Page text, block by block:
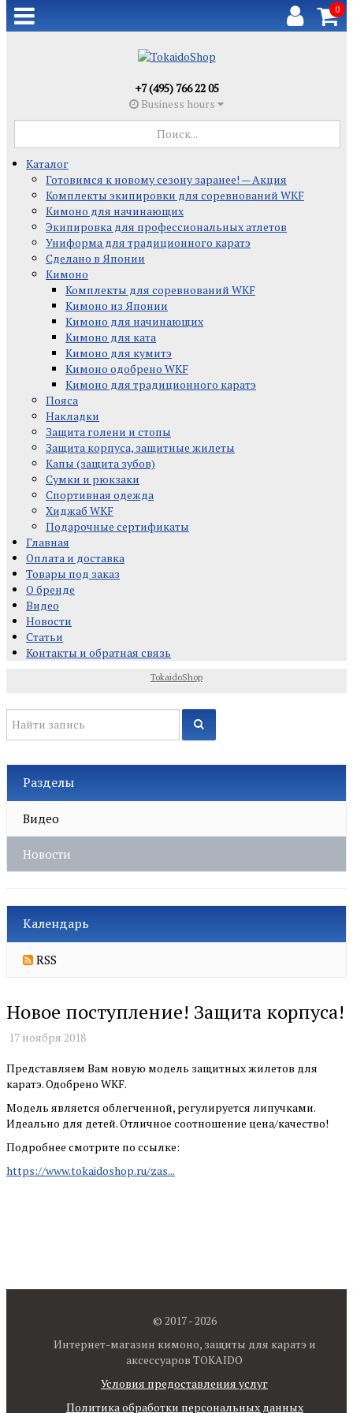
0
+7 (495) 766 22 05
Business hours
Каталог
Готовимся к новому сезону заранее! — Акция
Комплекты экипировки для соревнований WKF
Кимоно для начинающих
Экипировка для профессиональных атлетов
Униформа для традиционного каратэ
Сделано в Японии
Кимоно
Комплекты для соревнований WKF
Кимоно из Японии
Кимоно для начинающих
Кимоно для ката
Кимоно для кумитэ
Кимоно одобрено WKF
Кимоно для традиционного каратэ
Пояса
Накладки
Защита голени и стопы
Защита корпуса, защитные жилеты
Капы (защита зубов)
Сумки и рюкзаки
Спортивная одежда
Хиджаб WKF
Подарочные сертификаты
Главная
Оплата и доставка
Товары под заказ
О бренде
Видео
Новости
Статьи
Контакты и обратная связь
TokaidoShop
Разделы
Видео
Новости
Календарь
RSS
Новое поступление! Защита корпуса!
17 ноября 2018
Представляем Вам новую модель защитных жилетов для
каратэ. Одобрено WKF.
Модель является облегченной, регулируется липучками.
Идеально для детей. Отличное соотношение цена/качество!
Подробнее смотрите по ссылке:
https://www.tokaidoshop.ru/zas...
© 2017 - 2026
Интернет-магазин кимоно, защиты для каратэ и
аксессуаров TOKAIDO
Условия предоставления услуг
Политика обработки персональных данных